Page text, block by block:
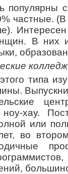
популярны
частные.
В них
типа
хау.
или
во